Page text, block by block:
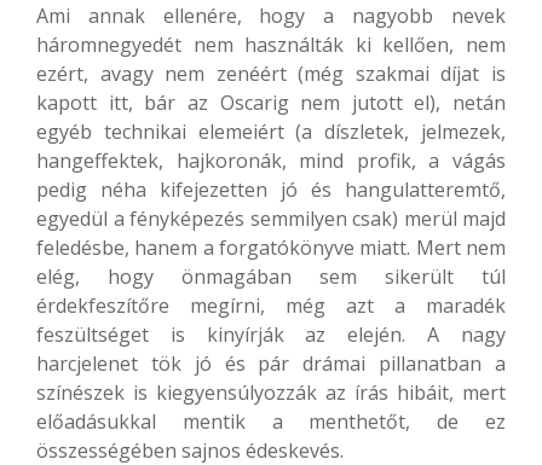
Ami annak ellenére, hogy a nagyobb nevek
háromnegyedét nem használták ki kellően, nem
ezért, avagy nem zenéért (még szakmai díjat is
kapott itt, bár az Oscarig nem jutott el), netán
egyéb technikai elemeiért (a díszletek, jelmezek,
hangeffektek, hajkoronák, mind profik, a vágás
pedig néha kifejezetten jó és hangulatteremtő,
egyedül a fényképezés semmilyen csak) merül majd
feledésbe, hanem a forgatókönyve miatt. Mert nem
elég, hogy önmagában sem sikerült túl
érdekfeszítőre megírni, még azt a maradék
feszültséget is kinyírják az elején. A nagy
harcjelenet tök jó és pár drámai pillanatban a
színészek is kiegyensúlyozzák az írás hibáit, mert
előadásukkal mentik a menthetőt, de ez
összességében sajnos édeskevés.